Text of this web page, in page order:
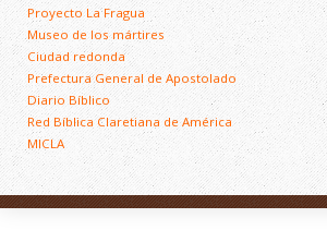
Proyecto La Fragua
Museo de los mártires
Ciudad redonda
Prefectura General de Apostolado
Diario Bíblico
Red Bíblica Claretiana de América
MICLA